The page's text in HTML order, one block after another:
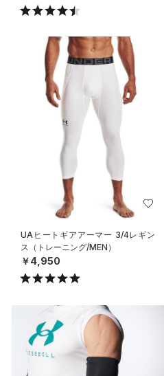
UAヒートギアアーマー 3/4レギン
ス（トレーニング/MEN）
￥4,950